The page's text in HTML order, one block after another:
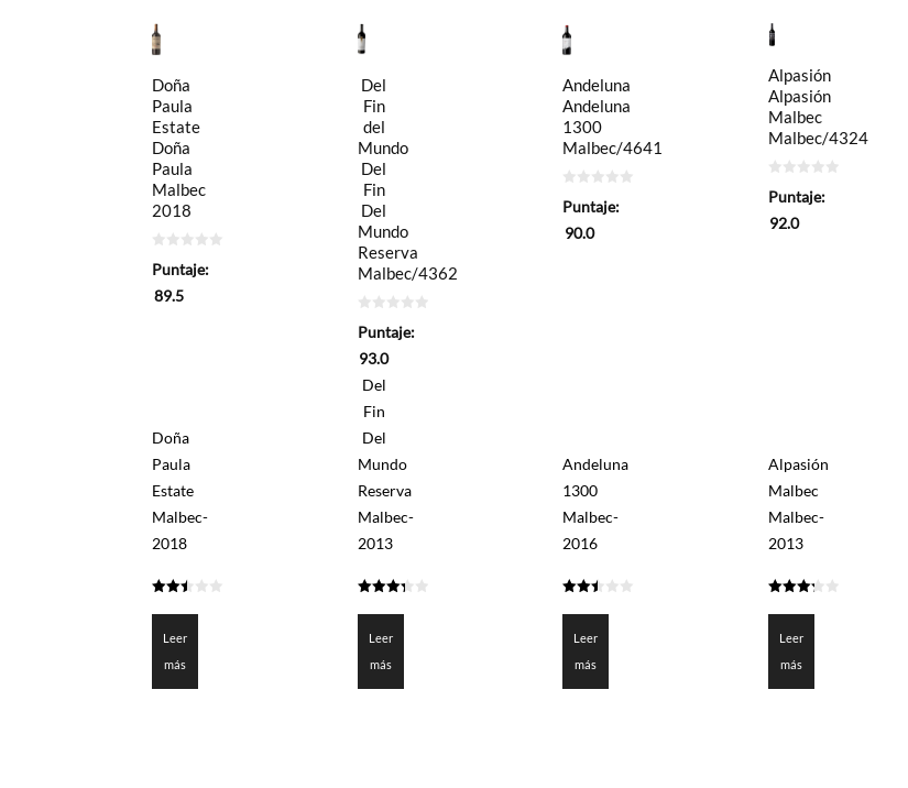
Doña
Paula
Estate
Doña
Paula
Malbec
2018
de
Puntaje:
89.5
Doña
Paula
Estate
Malbec-
2018
de 5
Leer
más
Del
Fin
del
Mundo
Del
Fin
Del
Mundo
Reserva
Malbec/4362
de
Puntaje:
93.0
Del
Fin
Del
Mundo
Reserva
Malbec-
2013
de 5
Leer
más
Andeluna
Andeluna
1300
Malbec/4641
de
Puntaje:
90.0
Andeluna
1300
Malbec-
2016
de 5
Leer
más
Alpasión
Alpasión
Malbec
Malbec/4324
de
Puntaje:
92.0
Alpasión
Malbec
Malbec-
2013
de 5
Leer
más